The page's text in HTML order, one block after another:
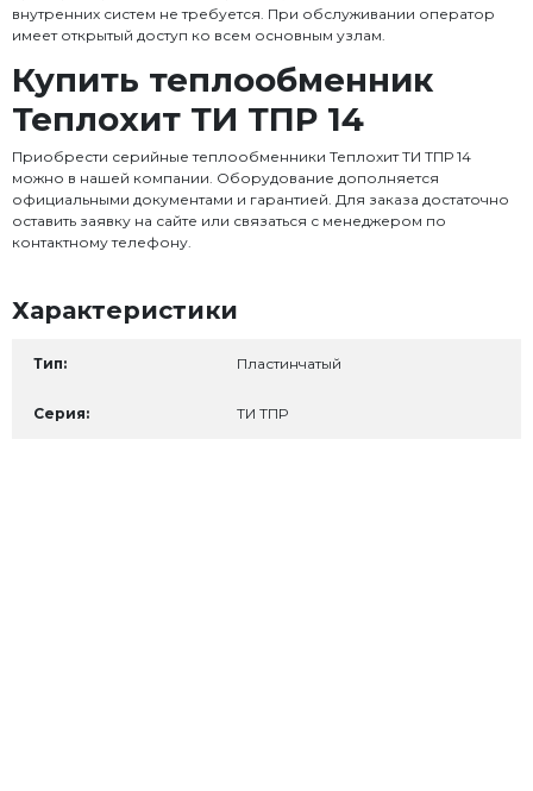
внутренних систем не требуется. При обслуживании оператор
имеет открытый доступ ко всем основным узлам.
Купить теплообменник
Теплохит ТИ ТПР 14
Приобрести серийные теплообменники Теплохит ТИ ТПР 14
можно в нашей компании. Оборудование дополняется
официальными документами и гарантией. Для заказа достаточно
оставить заявку на сайте или связаться с менеджером по
контактному телефону.
Характеристики
Тип: Пластинчатый
Серия: ТИ ТПР